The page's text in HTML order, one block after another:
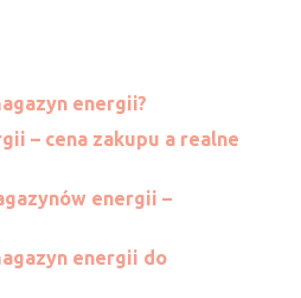
energii?
– cena zakupu a realne
energii –
energii do